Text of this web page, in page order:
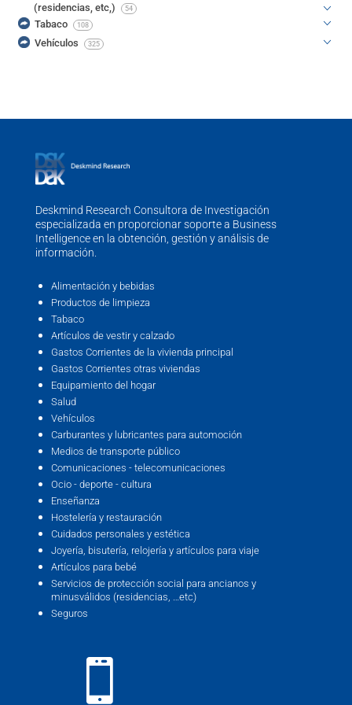
(residencias, etc,) 54
Tabaco 108
Vehículos 325
Deskmind Research Consultora de Investigación
especializada en proporcionar soporte a Business
Intelligence en la obtención, gestión y análisis de
información.
Alimentación y bebidas
Productos de limpieza
Tabaco
Artículos de vestir y calzado
Gastos Corrientes de la vivienda principal
Gastos Corrientes otras viviendas
Equipamiento del hogar
Salud
Vehículos
Carburantes y lubricantes para automoción
Medios de transporte público
Comunicaciones - telecomunicaciones
Ocio - deporte - cultura
Enseñanza
Hostelería y restauración
Cuidados personales y estética
Joyería, bisutería, relojería y artículos para viaje
Artículos para bebé
Servicios de protección social para ancianos y
minusválidos (residencias, …etc)
Seguros